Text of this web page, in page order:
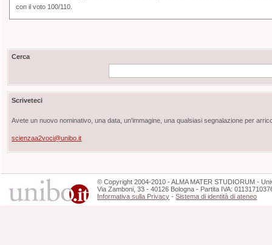
con il voto 100/110.
Cerca
Scriveteci
Avete un nuovo nominativo, una data, un'immagine, una qualsiasi segnalazione per
scienzaa2voci@unibo.it
©Copyright 2004-2010 - ALMA MATER STUDIORUM -
Via Zamboni, 33 - 40126 Bologna - Partita IVA:
Informativa sulla Privacy -Sistema di identità di ateneo